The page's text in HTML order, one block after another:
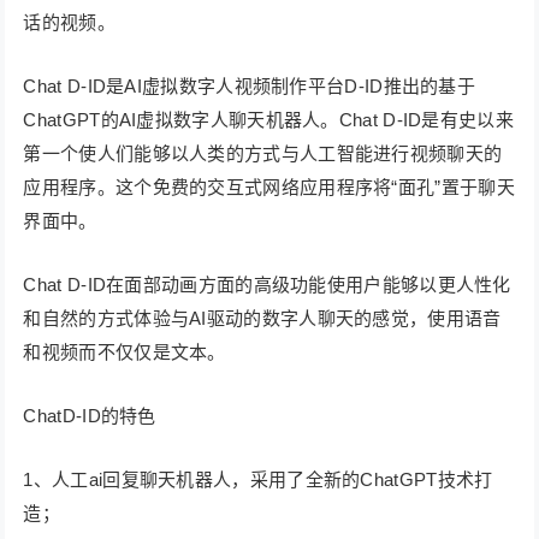
话的视频。
Chat D-ID是AI虚拟数字人视频制作平台D-ID推出的基于
ChatGPT的AI虚拟数字人聊天机器人。Chat D-ID是有史以来
第一个使人们能够以人类的方式与人工智能进行视频聊天的
应用程序。这个免费的交互式网络应用程序将“面孔”置于聊天
界面中。
Chat D-ID在面部动画方面的高级功能使用户能够以更人性化
和自然的方式体验与AI驱动的数字人聊天的感觉，使用语音
和视频而不仅仅是文本。
ChatD-ID的特色
1、人工ai回复聊天机器人，采用了全新的ChatGPT技术打
造；